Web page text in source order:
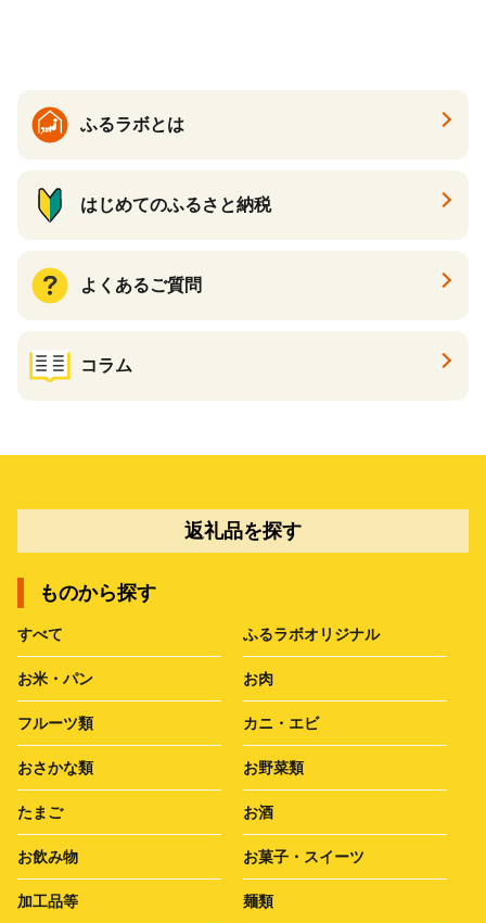
ふるラボとは
はじめてのふるさと納税
よくあるご質問
コラム
返礼品を探す
ものから探す
すべて ふるラボオリジナル
お米・パン お肉
フルーツ類 カニ・エビ
おさかな類 お野菜類
たまご お酒
お飲み物 お菓子・スイーツ
加工品等 麺類